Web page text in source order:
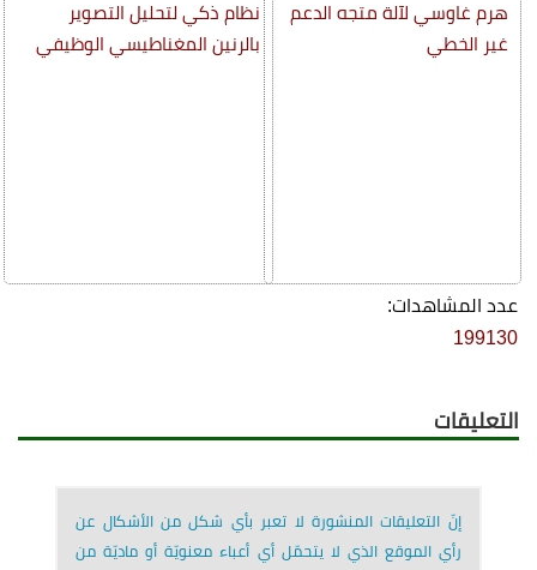
هرم غاوسي لآلة متجه الدعم
غير الخطي
نظام ذكي لتحليل التصوير
بالرنين المغناطيسي الوظيفي
عدد المشاهدات:
199130
التعليقات
إنّ التعليقات المنشورة لا تعبر بأي شكل من الأشكال عن
رأي الموقع الذي لا يتحمّل أي أعباء معنويّة أو ماديّة من